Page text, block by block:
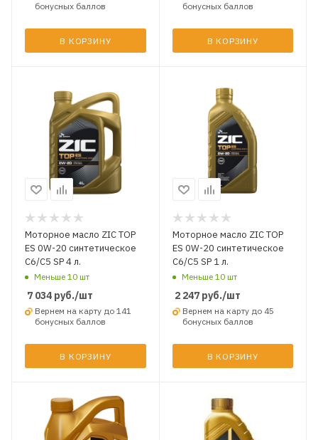
бонусных баллов
В КОРЗИНУ
бонусных баллов
В КОРЗИНУ
Моторное масло ZIC TOP
ES 0W-20 синтетическое
C6/C5 SP 4 л.
Меньше 10 шт
7 034 руб./шт
Вернем на карту до 141
бонусных баллов
В КОРЗИНУ
Моторное масло ZIC TOP
ES 0W-20 синтетическое
C6/C5 SP 1 л.
Меньше 10 шт
2 247руб./шт
Вернем на карту до 45
бонусных баллов
В КОРЗИНУ